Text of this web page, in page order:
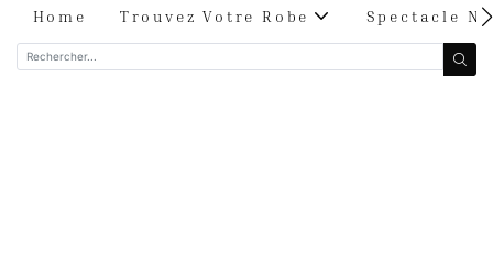
Home Trouvez Votre Robe Spectacle